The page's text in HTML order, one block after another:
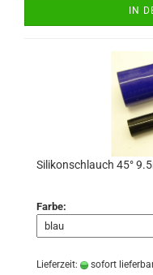
IN
Silikonschlauch 45°
Farbe:
Lieferzeit: sofort